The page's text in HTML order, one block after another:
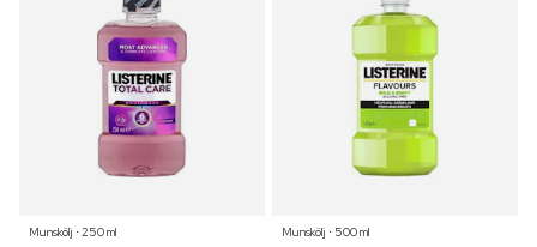
Munskölj ⋅ 250 ml
Munskölj ⋅ 500 ml